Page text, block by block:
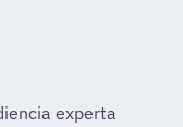
experta